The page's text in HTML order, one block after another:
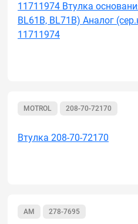
11711974 Втулка
BL61B, BL71B) Аналог
11711974
MOTROL 208-70-72170
Втулка 208-70-72170
AM 278-7695